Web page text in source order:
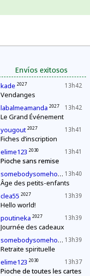
Envíos exitosos
13h42
kade 2027
Vendanges
13h42
labalmeamanda 2027
Le Grand Événement
13h41
yougout 2027
Fiches d’inscription
13h41
elime123 2030
Pioche sans remise
13h40
somebodysomehow1 2027
Âge des petits-enfants
13h39
clea55 2027
Hello world!
13h39
poutineka 2027
Journée des cadeaux
13h39
somebodysomehow1 2027
Retraite spirituelle
13h37
elime123 2030
Pioche de toutes les cartes